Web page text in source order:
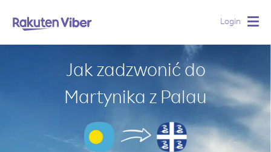
Login
Jak zadzwonić do
Martynika z Palau